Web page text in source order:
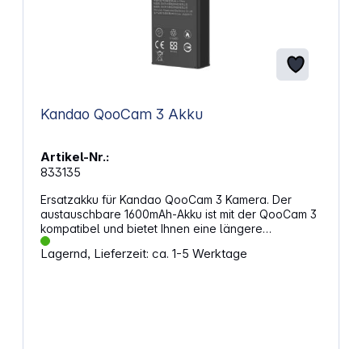
Kandao QooCam 3 Akku
Artikel-Nr.:
833135
Ersatzakku für Kandao QooCam 3 Kamera. Der
austauschbare 1600mAh-Akku ist mit der QooCam 3
kompatibel und bietet Ihnen eine längere
Energieversorgung. Nehmen Sie länger auf einer
einzigen Ladung auf und tauschen Sie die Batterien
Lagernd, Lieferzeit: ca. 1-5 Werktage